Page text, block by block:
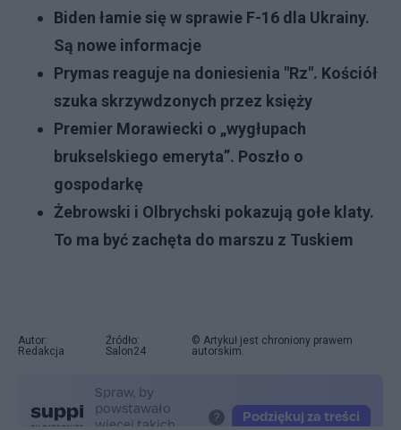
Biden łamie się w sprawie F-16 dla Ukrainy.
Są nowe informacje
Prymas reaguje na doniesienia "Rz". Kościół
szuka skrzywdzonych przez księży
Premier Morawiecki o „wygłupach
brukselskiego emeryta”. Poszło o
gospodarkę
Żebrowski i Olbrychski pokazują gołe klaty.
To ma być zachęta do marszu z Tuskiem
Autor:
Redakcja
Źródło:
Salon24
© Artykuł jest chroniony prawem
autorskim.